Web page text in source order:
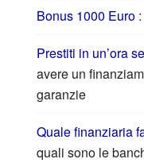
Bonus 1000 Euro:
Prestiti in un’ora
avere un
garanzie
Quale finanziaria
quali sono le